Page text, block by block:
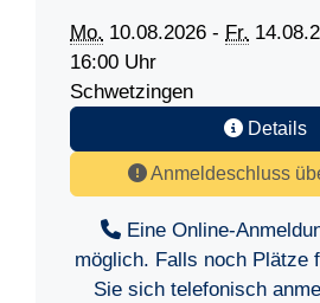
Mo. 10.08.2026 - Fr.
16:00 Uhr
Schwetzingen
Details
Anmeldeschluss
Eine Online-
möglich. Falls noch Plätze
Sie sich telefonisch